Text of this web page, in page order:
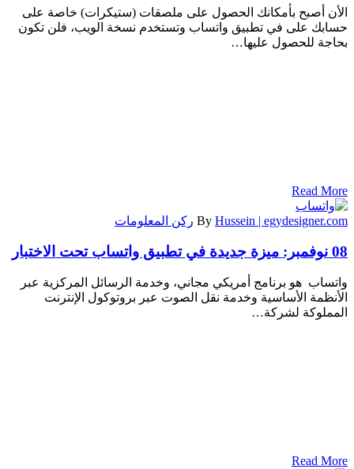
الأن أصبح بأمكانك الحصول على ملصقات (ستيكرات) خاصة على
حسابك على في تطبيق واتساب وتستخدم نسخة الويب، فلن تكون
بحاجة للحصول عليها…
Read More
By Hussein | egydesigner.com ركن المعلومات
08 نوفمبر: ميزة جديدة في تطبيق واتساب تحت الاختبار
واتساب ‏ هو برنامج أمريكي مجاني، وخدمة الرسائل المركزية عبر
الأنظمة الأساسية وخدمة نقل الصوت عبر بروتوكول الإنترنت
المملوكة لشركة…
Read More